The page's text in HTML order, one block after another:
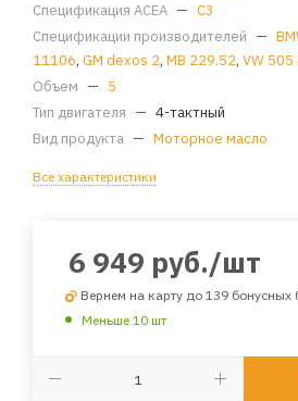
Спецификация ACEA — C3
Спецификации производителей —
11106, GM dexos 2, MB 229.52, VW 505
Объем — 5
Тип двигателя — 4-тактный
Вид продукта — Моторное масло
Все характеристики
6 949 руб./шт
Вернем на карту до 139 бонусных
Меньше 10 шт